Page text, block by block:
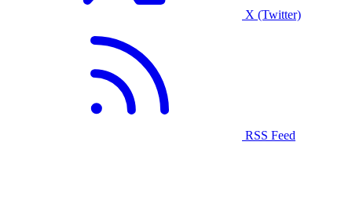
X (Twitter)
RSS Feed